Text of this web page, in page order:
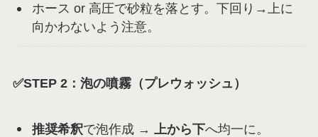
ホース or 高圧で砂粒を落とす。下回り→上に
向かわないよう注意。
✅STEP 2：泡の噴霧（プレウォッシュ）
推奨希釈で泡作成 → 上から下へ均一に。